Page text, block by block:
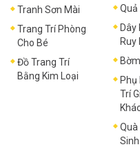
Tranh Sơn Mài
Trang Trí Phòng
Cho Bé
Đồ Trang Trí
Bằng Kim Loại
Quả
Dây
Ruy
Phụ
Trí
Quà
Sinh